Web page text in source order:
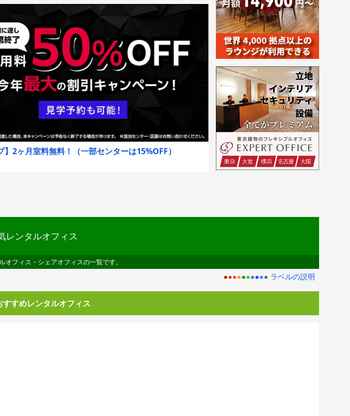
2ヶ月室料無料！（一部センターは15%OFF）
レンタルオフィス
オフィス・シェアオフィスの一覧です。
●●●●●●●●●● ラベルの説明
すめレンタルオフィス